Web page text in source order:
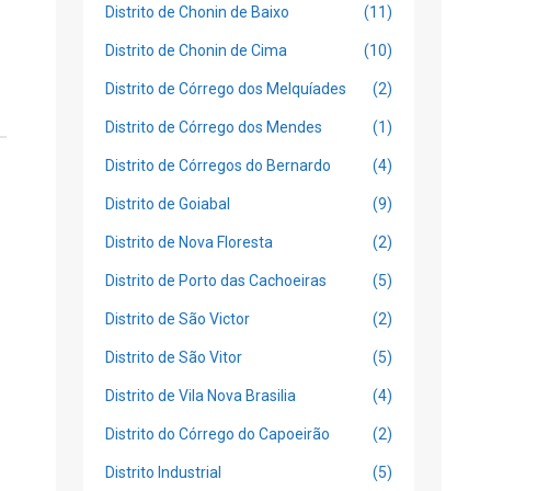
Distrito de Chonin de Baixo (11)
Distrito de Chonin de Cima (10)
Distrito de Córrego dos Melquíades (2)
Distrito de Córrego dos Mendes (1)
Distrito de Córregos do Bernardo (4)
Distrito de Goiabal (9)
Distrito de Nova Floresta (2)
Distrito de Porto das Cachoeiras (5)
Distrito de São Victor (2)
Distrito de São Vitor (5)
Distrito de Vila Nova Brasilia (4)
Distrito do Córrego do Capoeirão (2)
Distrito Industrial (5)